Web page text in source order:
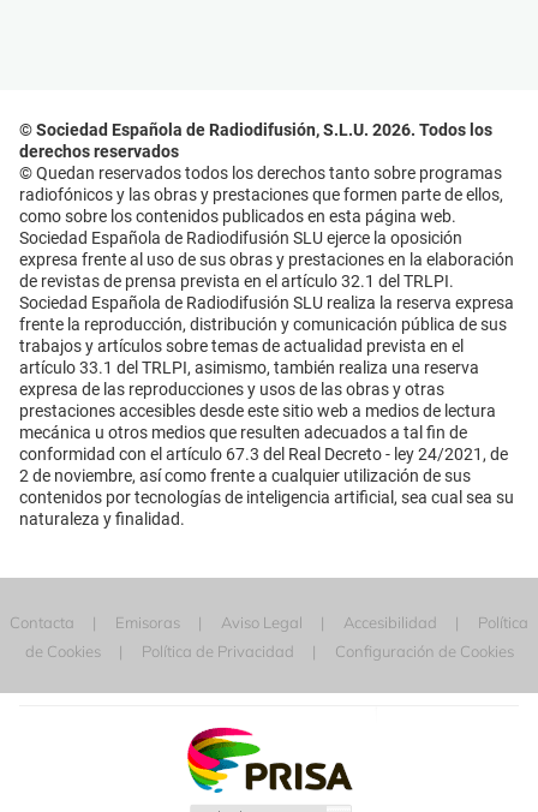
© Sociedad Española de Radiodifusión, S.L.U. 2026. Todos los
derechos reservados
© Quedan reservados todos los derechos tanto sobre programas
radiofónicos y las obras y prestaciones que formen parte de ellos,
como sobre los contenidos publicados en esta página web.
Sociedad Española de Radiodifusión SLU ejerce la oposición
expresa frente al uso de sus obras y prestaciones en la elaboración
de revistas de prensa prevista en el artículo 32.1 del TRLPI.
Sociedad Española de Radiodifusión SLU realiza la reserva expresa
frente la reproducción, distribución y comunicación pública de sus
trabajos y artículos sobre temas de actualidad prevista en el
artículo 33.1 del TRLPI, asimismo, también realiza una reserva
expresa de las reproducciones y usos de las obras y otras
prestaciones accesibles desde este sitio web a medios de lectura
mecánica u otros medios que resulten adecuados a tal fin de
conformidad con el artículo 67.3 del Real Decreto - ley 24/2021, de
2 de noviembre, así como frente a cualquier utilización de sus
contenidos por tecnologías de inteligencia artificial, sea cual sea su
naturaleza y finalidad.
Contacta Emisoras Aviso Legal Accesibilidad
Política
de Cookies
Política de Privacidad Configuración de Cookies